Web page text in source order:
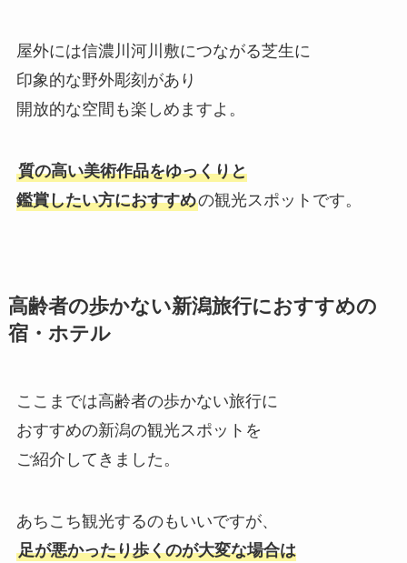
屋外には信濃川河川敷につながる芝生に
印象的な野外彫刻があり
開放的な空間も楽しめますよ。
質の高い美術作品をゆっくりと
鑑賞したい方におすすめの観光スポットです。
高齢者の歩かない新潟旅行におすすめの
宿・ホテル
ここまでは高齢者の歩かない旅行に
おすすめの新潟の観光スポットを
ご紹介してきました。
あちこち観光するのもいいですが、
足が悪かったり歩くのが大変な場合は